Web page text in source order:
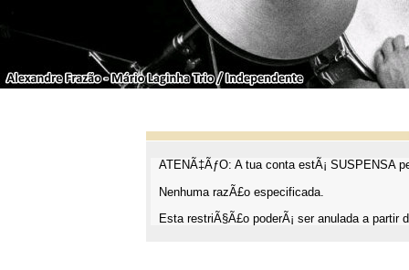
ATENÃ‡ÃƒO: A tua conta estÃ¡ SUSPENSA
Nenhuma razÃ£o especificada.
Esta restriÃ§Ã£o poderÃ¡ ser anulada a partir